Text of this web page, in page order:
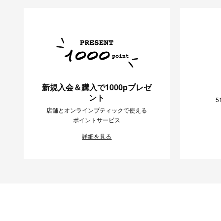
新規入会＆購入で1000pプレゼ
ント
店舗とオンラインブティックで使える
ポイントサービス
詳細を見る